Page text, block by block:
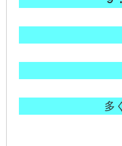
多